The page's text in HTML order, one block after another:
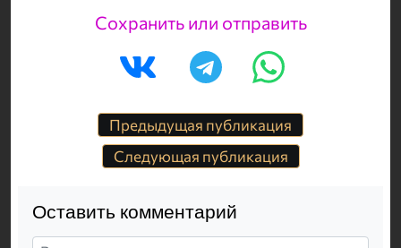
Сохранить или отправить
Предыдущая публикация
Следующая публикация
Оставить комментарий